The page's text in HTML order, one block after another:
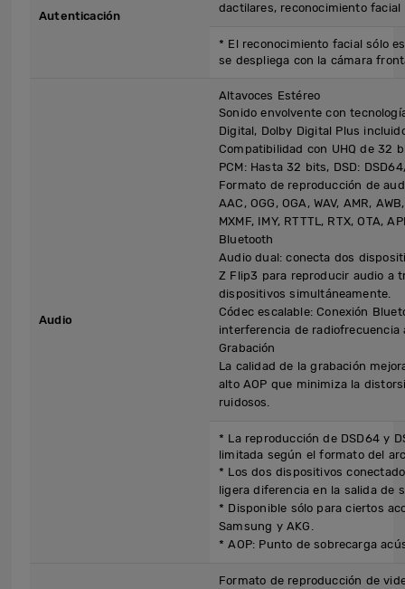
Autenticación
dactilares, reconocimiento facial
* El reconocimiento facial sólo
se despliega con la cámara
Audio
Altavoces Estéreo
Sonido envolvente con
Digital, Dolby Digital Plus
Compatibilidad con UHQ de 32
PCM: Hasta 32 bits, DSD:
Formato de reproducción de
AAC, OGG, OGA, WAV, AMR,
MXMF, IMY, RTTTL, RTX, OTA,
Bluetooth
Audio dual: conecta dos
Z Flip3 para reproducir audio a
dispositivos simultáneamente.
Códec escalable: Conexión
interferencia de radiofrecuencia
Grabación
La calidad de la grabación
alto AOP que minimiza la
ruidosos.
* La reproducción de DSD64 y
limitada según el formato del
* Los dos dispositivos
ligera diferencia en la salida de
* Disponible sólo para ciertos
Samsung y AKG.
* AOP: Punto de sobrecarga
Formato de reproducción de